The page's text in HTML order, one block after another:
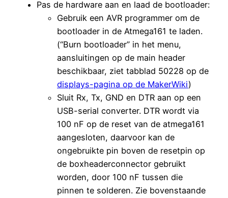
Pas de hardware aan en laad de bootloader:
Gebruik een AVR programmer om de
bootloader in de Atmega161 te laden.
(“Burn bootloader” in het menu,
aansluitingen op de main header
beschikbaar, ziet tabblad 50228 op de
displays-pagina op de MakerWiki)
Sluit Rx, Tx, GND en DTR aan op een
USB-serial converter. DTR wordt via
100 nF op de reset van de atmega161
aangesloten, daarvoor kan de
ongebruikte pin boven de resetpin op
de boxheaderconnector gebruikt
worden, door 100 nF tussen die
pinnen te solderen. Zie bovenstaande